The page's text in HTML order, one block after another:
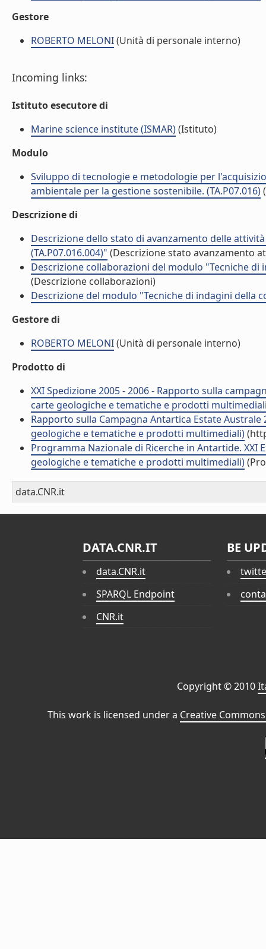
Gestore
ROBERTO MELONI(Unità di personale interno)
Incoming links:
Istituto esecutore di
Marine science institute (ISMAR)(Istituto)
Modulo
Sviluppo di tecnologie e metodologie per
ambientale per la gestione sostenibile. (TA.P07.016)
Descrizione di
Descrizione dello stato di avanzamento delle
(TA.P07.016.004)" (Descrizione stato avanzamento
Descrizione collaborazioni del modulo "Tecniche di
(Descrizione collaborazioni)
Descrizione del modulo "Tecniche di indagini della
Gestore di
ROBERTO MELONI(Unità di personale interno)
Prodotto di
XXI Spedizione 2005 - 2006 - Rapporto sulla
carte geologiche e tematiche e prodotti
Rapporto sulla Campagna Antartica Estate
geologiche e tematiche e prodotti multimediali)
Programma Nazionale di Ricerche in Antartide.
geologiche e tematiche e prodotti multimediali)
data.CNR.it
DATA.CNR.IT
data.CNR.it
SPARQL Endpoint
CNR.it
BE
Copyright © 2010
This work is licensed under a Creative